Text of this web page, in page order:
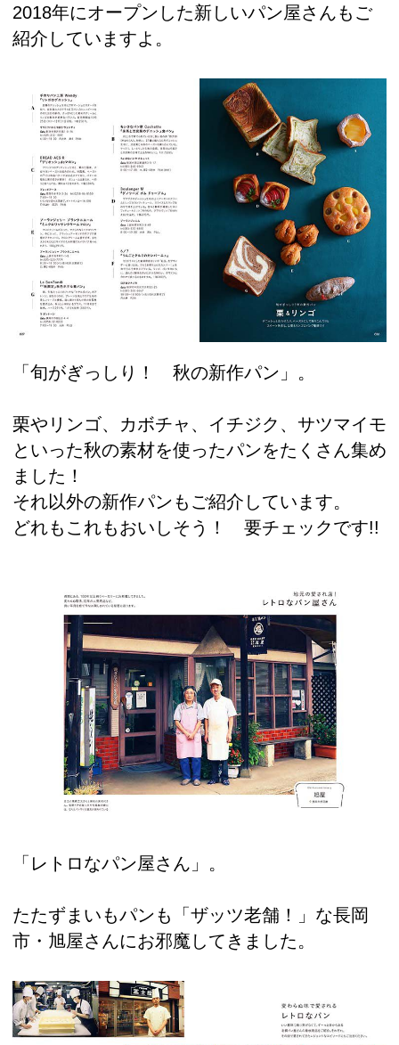
2018年にオープンした新しいパン屋さんもご
紹介していますよ。
「旬がぎっしり！ 秋の新作パン」。
栗やリンゴ、カボチャ、イチジク、サツマイモ
といった秋の素材を使ったパンをたくさん集め
ました！
それ以外の新作パンもご紹介しています。
どれもこれもおいしそう！ 要チェックです!!
「レトロなパン屋さん」。
たたずまいもパンも「ザッツ老舗！」な長岡
市・旭屋さんにお邪魔してきました。